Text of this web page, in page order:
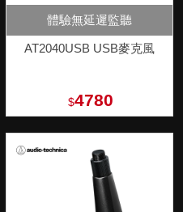
體驗無延遲監聽
AT2040USB USB麥克風
$4780